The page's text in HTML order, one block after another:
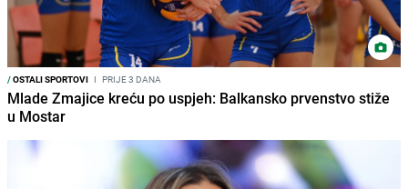
/OSTALI SPORTOVI I PRIJE 3 DANA
Mlade Zmajice kreću po uspjeh: Balkansko prvenstvo stiže
u Mostar